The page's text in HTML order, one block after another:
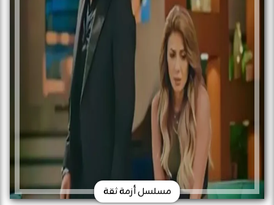
مسلسل أزمة ثقة